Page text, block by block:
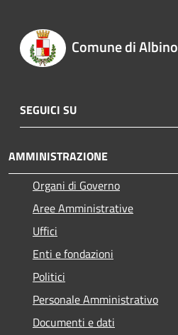
Comune di Albino
SEGUICI SU
AMMINISTRAZIONE
Organi di Governo
Aree Amministrative
Uffici
Enti e fondazioni
Politici
Personale Amministrativo
Documenti e dati